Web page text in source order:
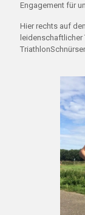
Engagement für
Hier rechts auf
leidenschaftlicher